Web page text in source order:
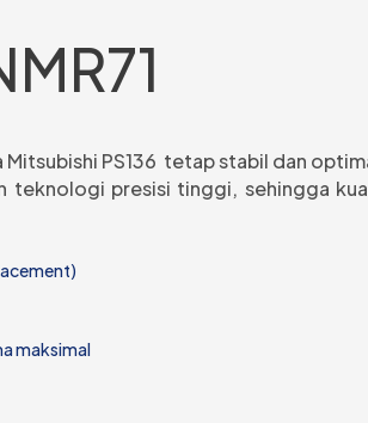
PS136 tetap stabil dan
teknologi presisi tinggi, sehingga
maksimal